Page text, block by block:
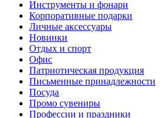
Инструменты и фонари
Корпоративные подарки
Личные аксессуары
Новинки
Отдых и спорт
Офис
Патриотическая продукция
Письменные принадлежности
Посуда
Промо сувениры
Профессии и праздники